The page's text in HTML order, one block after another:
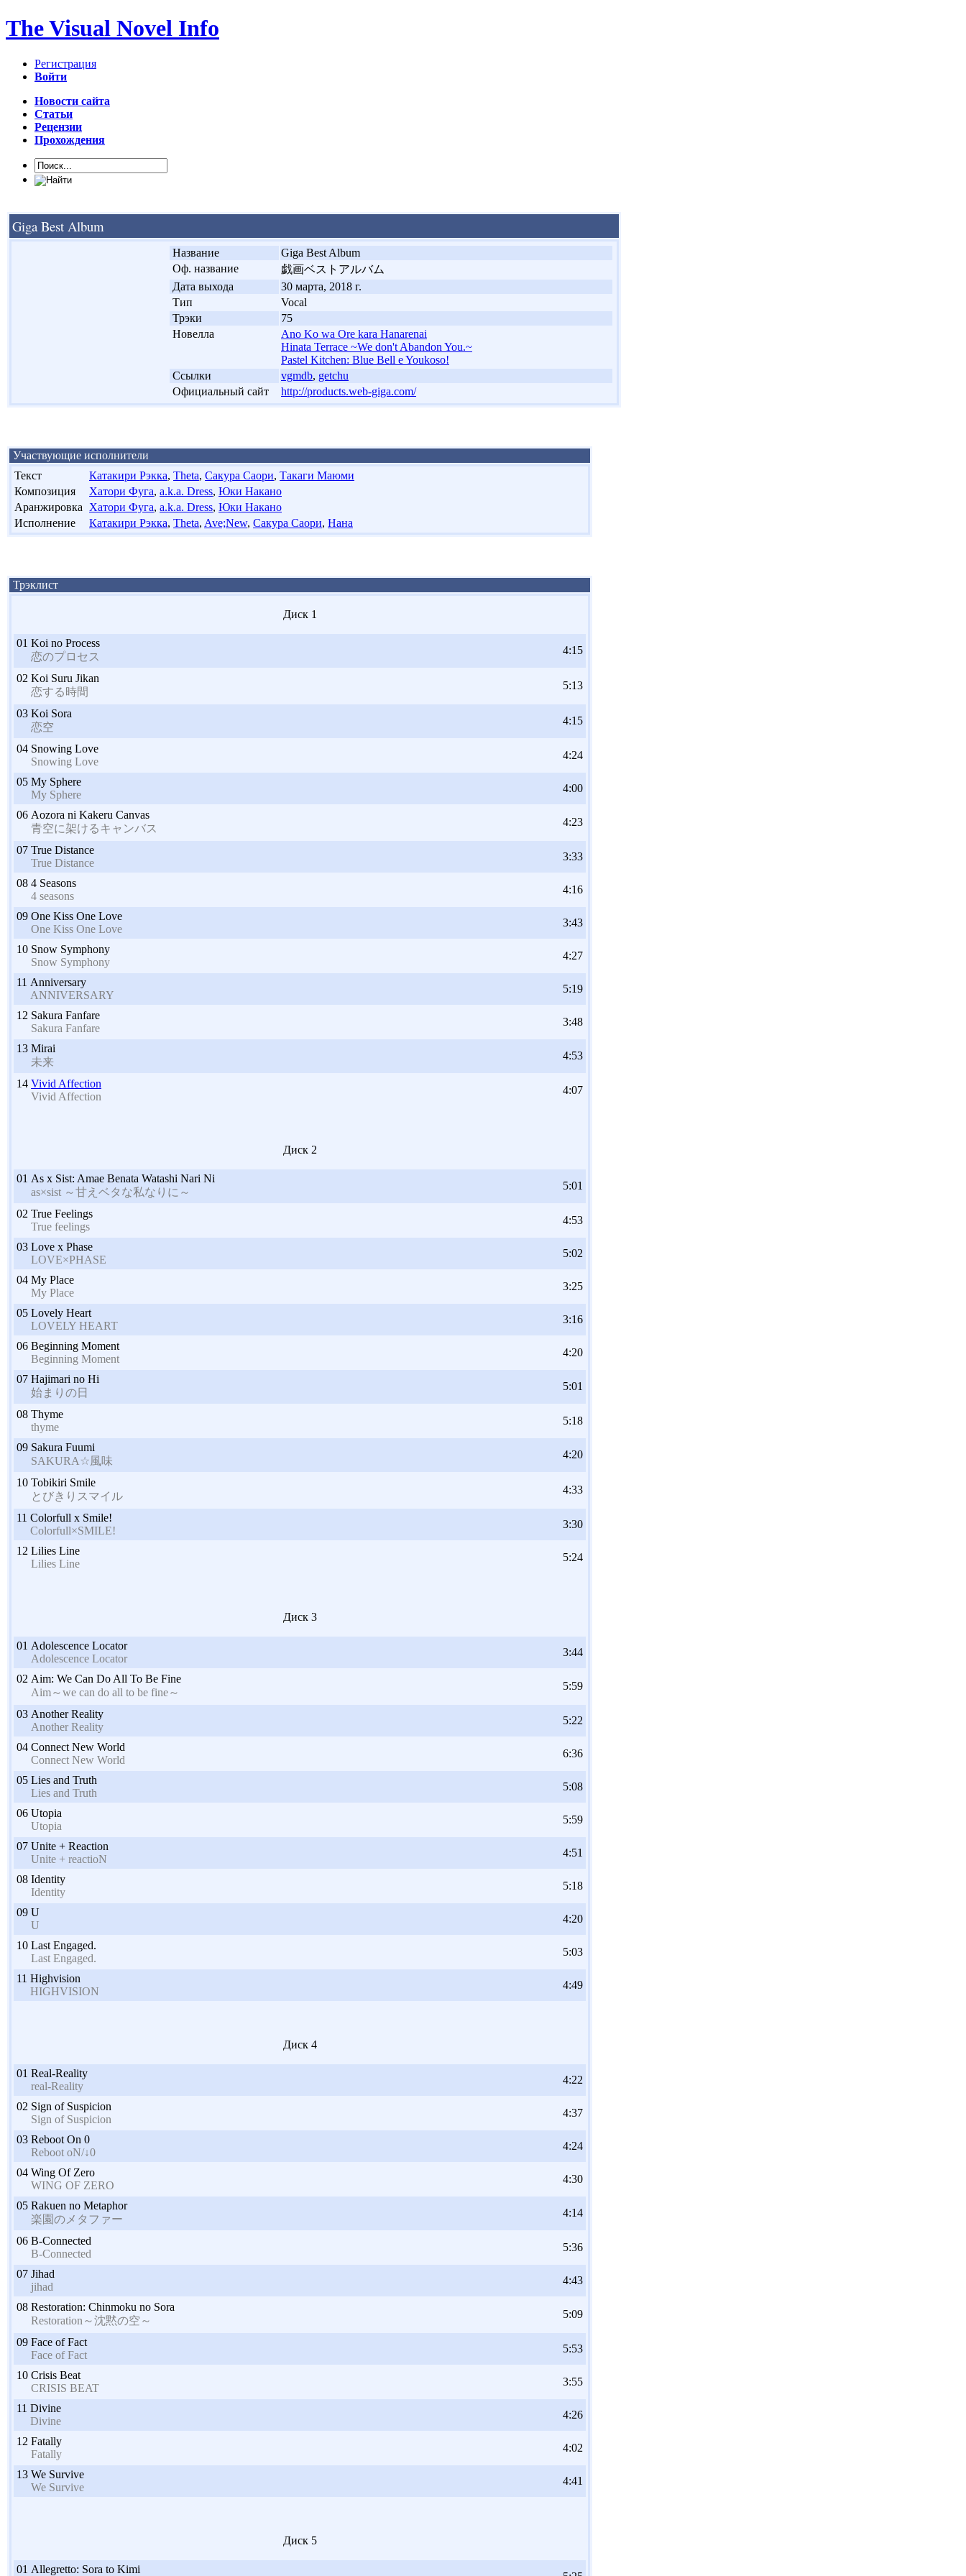
The Visual Novel Info
Регистрация
Войти
Новости сайта
Статьи
Рецензии
Прохождения
Giga Best Album
Название
Giga Best Album
Оф. название
戯画ベストアルバム
Дата выхода
30 марта, 2018 г.
Тип
Vocal
Трэки
75
Новелла
Ano Ko wa Ore kara Hanarenai
Hinata Terrace ~We don't Abandon You.~
Pastel Kitchen: Blue Bell e Youkoso!
Ссылки vgmdb, getchu
Официальный сайт http://products.web-giga.com/
Участвующие исполнители
Текст
Катакири Рэкка, Theta, Сакура Саори, Такаги Маюми
Композиция
Хатори Фуга, a.k.a. Dress, Юки Накано
Аранжировка
Хатори Фуга, a.k.a. Dress, Юки Накано
Исполнение
Катакири Рэкка, Theta, Ave;New, Сакура Саори, Нана
Трэклист
Диск 1
01 Koi no Process
恋のプロセス
4:15
02 Koi Suru Jikan
恋する時間
5:13
03 Koi Sora
恋空
4:15
04 Snowing Love
Snowing Love
4:24
05 My Sphere
My Sphere
4:00
06 Aozora ni Kakeru Canvas
青空に架けるキャンバス
4:23
07 True Distance
True Distance
3:33
08 4 Seasons
4 seasons
4:16
09 One Kiss One Love
One Kiss One Love
3:43
10 Snow Symphony
Snow Symphony
4:27
11 Anniversary
ANNIVERSARY
5:19
12 Sakura Fanfare
Sakura Fanfare
3:48
13 Mirai
未来
4:53
14 Vivid Affection
Vivid Affection
4:07
Диск 2
01 As x Sist: Amae Benata Watashi Nari Ni
as×sist ～甘えベタな私なりに～
5:01
02 True Feelings
True feelings
4:53
03 Love x Phase
LOVE×PHASE
5:02
04 My Place
My Place
3:25
05 Lovely Heart
LOVELY HEART
3:16
06 Beginning Moment
Beginning Moment
4:20
07 Hajimari no Hi
始まりの日
5:01
08 Thyme
thyme
5:18
09 Sakura Fuumi
SAKURA☆風味
4:20
10 Tobikiri Smile
とびきりスマイル
4:33
11 Colorfull x Smile!
Colorfull×SMILE!
3:30
12 Lilies Line
Lilies Line
5:24
Диск 3
01 Adolescence Locator
Adolescence Locator
3:44
02 Aim: We Can Do All To Be Fine
Aim～we can do all to be fine～
5:59
03 Another Reality
Another Reality
5:22
04 Connect New World
Connect New World
6:36
05 Lies and Truth
Lies and Truth
5:08
06 Utopia
Utopia
5:59
07 Unite + Reaction
Unite + reactioN
4:51
08 Identity
Identity
5:18
09 U
U
4:20
10 Last Engaged.
Last Engaged.
5:03
11 Highvision
HIGHVISION
4:49
Диск 4
01 Real-Reality
real-Reality
4:22
02 Sign of Suspicion
Sign of Suspicion
4:37
03 Reboot On 0
Reboot oN/↓0
4:24
04 Wing Of Zero
WING OF ZERO
4:30
05 Rakuen no Metaphor
楽園のメタファー
4:14
06 B-Connected
B-Connected
5:36
07 Jihad
jihad
4:43
08 Restoration: Chinmoku no Sora
Restoration～沈黙の空～
5:09
09 Face of Fact
Face of Fact
5:53
10 Crisis Beat
CRISIS BEAT
3:55
11 Divine
Divine
4:26
12 Fatally
Fatally
4:02
13 We Survive
We Survive
4:41
Диск 5
01 Allegretto: Sora to Kimi